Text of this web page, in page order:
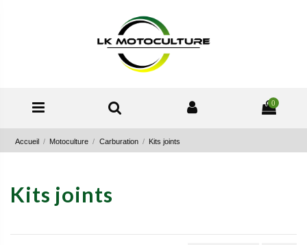
0
Accueil Motoculture Carburation Kits joints
Kits joints